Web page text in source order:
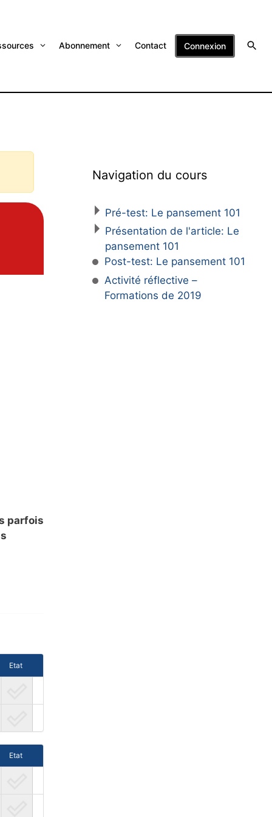
Abonnement Contact Connexion
parfois
Etat
Etat
Navigation du cours
Pré-test: Le pansement 101
Présentation de l'article: Le
pansement 101
Post-test: Le pansement 101
Activité réflective –
Formations de 2019